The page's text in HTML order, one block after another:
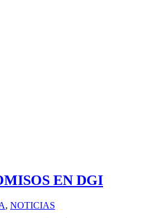
EN DGI
, NOTICIAS